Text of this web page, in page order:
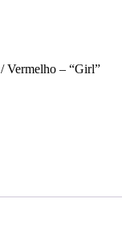
/ Vermelho – “Girl”